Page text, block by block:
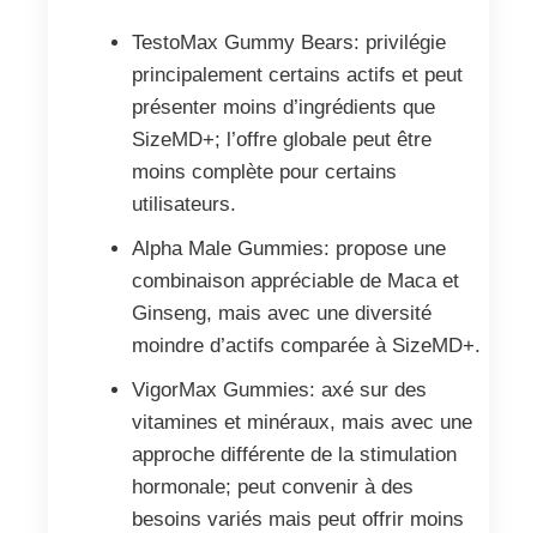
TestoMax Gummy Bears: privilégie
principalement certains actifs et peut
présenter moins d’ingrédients que
SizeMD+; l’offre globale peut être
moins complète pour certains
utilisateurs.
Alpha Male Gummies: propose une
combinaison appréciable de Maca et
Ginseng, mais avec une diversité
moindre d’actifs comparée à SizeMD+.
VigorMax Gummies: axé sur des
vitamines et minéraux, mais avec une
approche différente de la stimulation
hormonale; peut convenir à des
besoins variés mais peut offrir moins